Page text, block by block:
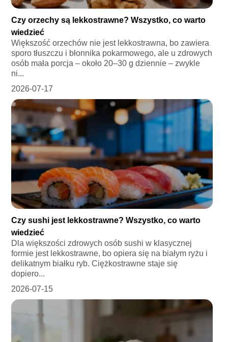
Czy orzechy są lekkostrawne? Wszystko, co warto
wiedzieć
Większość orzechów nie jest lekkostrawna, bo zawiera
sporo tłuszczu i błonnika pokarmowego, ale u zdrowych
osób mała porcja – około 20–30 g dziennie – zwykle
ni...
2026-07-17
Czy sushi jest lekkostrawne? Wszystko, co warto
wiedzieć
Dla większości zdrowych osób sushi w klasycznej
formie jest lekkostrawne, bo opiera się na białym ryżu i
delikatnym białku ryb. Ciężkostrawne staje się
dopiero...
2026-07-15